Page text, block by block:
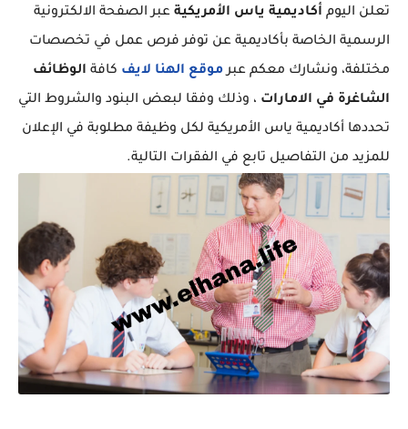
تعلن اليوم أكاديمية ياس الأمريكية عبر الصفحة الالكترونية
الرسمية الخاصة بأكاديمية عن توفر فرص عمل في تخصصات
مختلفة، ونشارك معكم عبرموقع الهنا لايف كافة الوظائف
الشاغرة في الامارات ، وذلك وفقا لبعض البنود والشروط التي
تحددها أكاديمية ياس الأمريكية لكل وظيفة مطلوبة في الإعلان
للمزيد من التفاصيل تابع في الفقرات التالية.